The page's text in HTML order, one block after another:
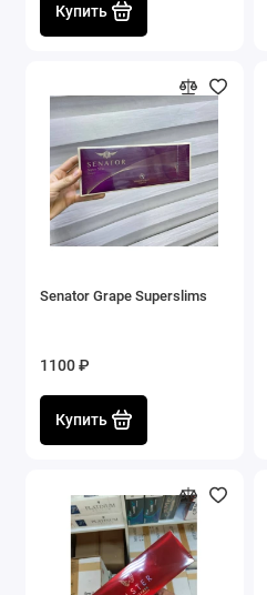
Купить
Senator Grape Superslims
1100 ₽
Купить